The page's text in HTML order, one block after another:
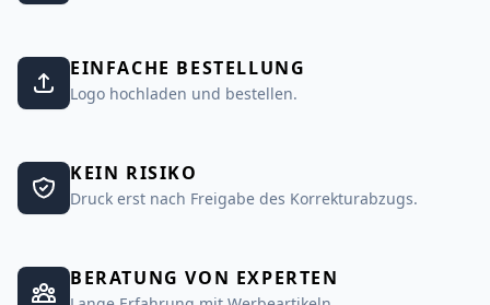
EINFACHE BESTELLUNG
Logo hochladen und bestellen.
KEIN RISIKO
Druck erst nach Freigabe des Korrekturabzugs.
BERATUNG VON EXPERTEN